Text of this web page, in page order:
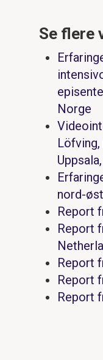
Se flere
Norge
nord-
Report
Report
Report
Report
Report